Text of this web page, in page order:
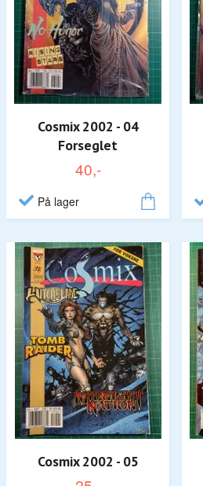
Cosmix 2002 - 04
Forseglet
40,-
På lager
Cosmix 2002 - 05